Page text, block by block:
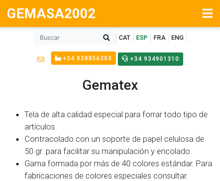
CAT ESP FRA ENG
+34 938856303 +34 934901310
GEMASA2002
Gematex
Tela de alta calidad especial para forrar todo tipo de
artículos.
Contracolado con un soporte de papel celulosa de
50 gr. para facilitar su manipulación y encolado.
Gama formada por más de 40 colores estándar. Para
fabricaciones de colores especiales consultar.